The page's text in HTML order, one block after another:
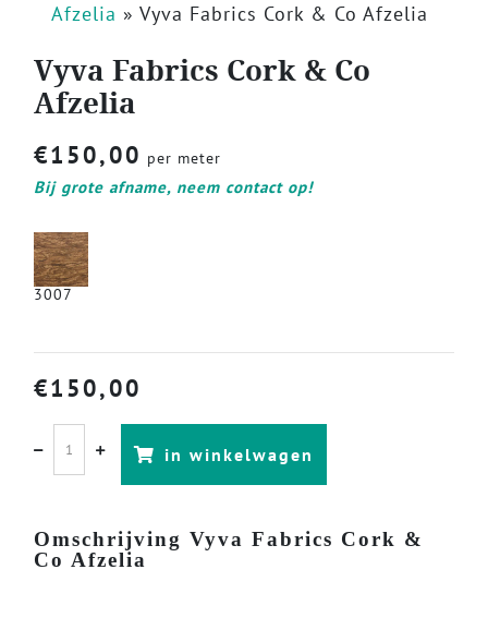
Afzelia » Vyva Fabrics Cork & Co Afzelia
Vyva Fabrics Cork & Co
Afzelia
€150,00 per meter
Bij grote afname, neem contact op!
3007
€150,00
in winkelwagen
Omschrijving Vyva Fabrics Cork &
Co Afzelia